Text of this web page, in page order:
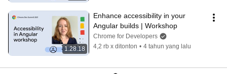
1.28.18
Enhance accessibility in your
Angular builds | Workshop
Chrome for Developers
4,2 rb x ditonton • 4 tahun yang lalu